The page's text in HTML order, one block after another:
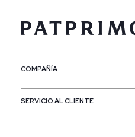
COMPAÑÍA
SERVICIO AL CLIENTE